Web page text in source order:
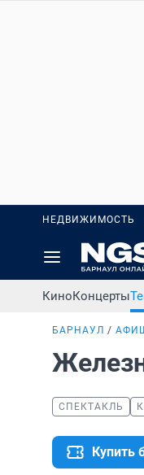
НЕДВИЖИМОСТЬ
КиноКонцерты
БАРНАУЛ
СПЕКТАКЛЬ
Купить